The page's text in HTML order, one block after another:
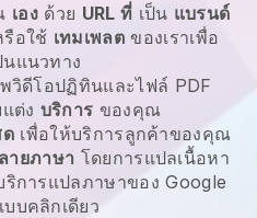
เองด้วย URL ที่ เป็น แบรนด์
รือใช้ เทมเพลต ของเราเพื่อ
นแนวทาง
วิดีโอปฏิทินและไฟล์ PDF
ต่ง บริการ ของคุณ
เพื่อให้บริการลูกค้าของคุณ
ายภาษา โดยการแปลเนื้อหา
การแปลภาษาของ Google
บคลิกเดียว